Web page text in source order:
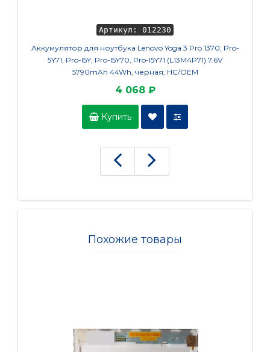
Артикул: 012230
Аккумулятор для ноутбука Lenovo Yoga 3 Pro 1370, Pro-
5Y71, Pro-I5Y, Pro-I5Y70, Pro-I5Y71 (L13M4P71) 7.6V
5790mAh 44Wh, черная, HC/OEM
4 068 ₽
Купить
Похожие товары